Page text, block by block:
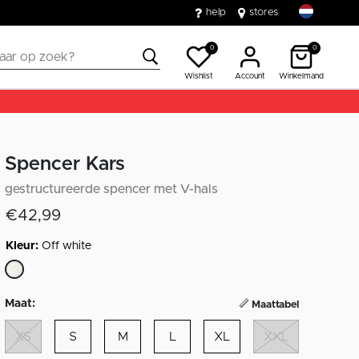
help stores
0
Wishlist Account
0
Winkelmand
Spencer Kars
gestructureerde spencer met V-hals
€42,99
Kleur:Off white
Maat: Maattabel
XS S M XL XXL